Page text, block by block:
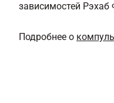
зависимостей
Подробнее о